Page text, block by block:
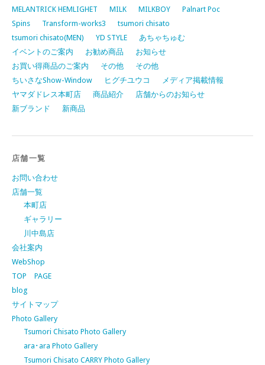
MELANTRICK HEMLIGHET
MILK MILKBOY
Palnart Poc
Spins
Transform-works3
tsumori chisato
tsumori chisato(MEN)
YD STYLE
あちゃちゅむ
イベントのご案内
お勧め商品
お知らせ
お買い得商品のご案内
その他
その他
ちいさなShow-Window
ヒグチユウコ
メディア掲載情報
ヤマダドレス本町店
商品紹介
店舗からのお知らせ
新ブランド
新商品
店舗一覧
お問い合わせ
店舗一覧
本町店
ギャラリー
川中島店
会社案内
WebShop
TOP PAGE
blog
サイトマップ
Photo Gallery
Tsumori Chisato Photo Gallery
ara･ara Photo Gallery
Tsumori Chisato CARRY Photo Gallery